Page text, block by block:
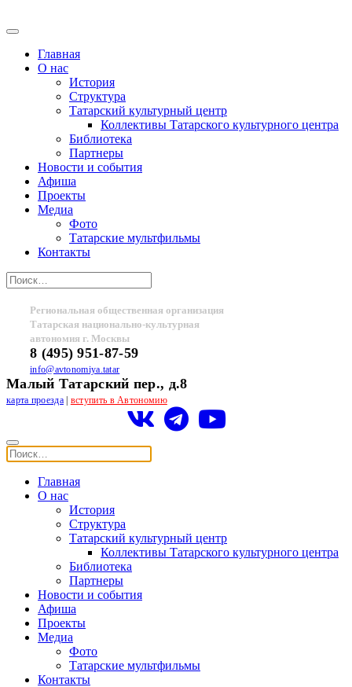
Главная
О нас
История
Структура
Татарский культурный центр
Коллективы Татарского культурного центра
Библиотека
Партнеры
Новости и события
Афиша
Проекты
Медиа
Фото
Татарские мультфильмы
Контакты
Региональная общественная организация
Татарская национально-культурная
автономия г. Москвы
8 (495) 951-87-59
info@avtonomiya.tatar
Малый Татарский пер., д.8
карта проезда| вступить в Автономию
Главная
О нас
История
Структура
Татарский культурный центр
Коллективы Татарского культурного центра
Библиотека
Партнеры
Новости и события
Афиша
Проекты
Медиа
Фото
Татарские мультфильмы
Контакты